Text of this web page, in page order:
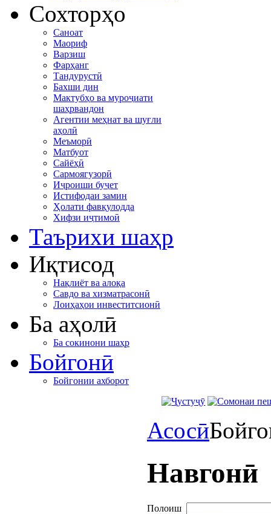
Сохторҳо
Саноат
Маориф
Варзиш
Фарҳанг
Тандурустӣ
Бахши дин
Мактубҳо ва муроҷиати
шаҳрвандон
Агентии меҳнат ва шуғли
аҳолӣ
Меъморӣ
Матбуот
Сайёҳӣ
Сармоягузорӣ
Иҷроиши буҷет
Истифодаи замин
Ҳолати фавқулодда
Хифзи иҷтимоӣ
Таърихи шаҳр
Иқтисод
Нақлиёт ва алоқа
Савдо ва хизматрасонӣ
Лоиҳаҳои инвеститсионӣ
Ба аҳолӣ
Ба сокинони шаҳр
Бойгонӣ
Бойгонии ахборот
Асосӣ
Навгонӣ
Полоиш